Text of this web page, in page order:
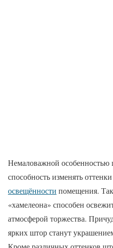
Немаловажной особенностью
способность изменять
освещённости помещения.
«хамелеона» способен
атмосферой торжества.
ярких штор станут